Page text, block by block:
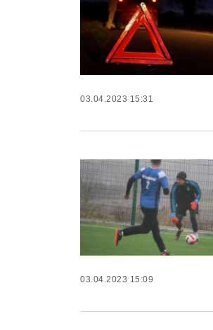
03.04.2023 15:31
03.04.2023 15:09